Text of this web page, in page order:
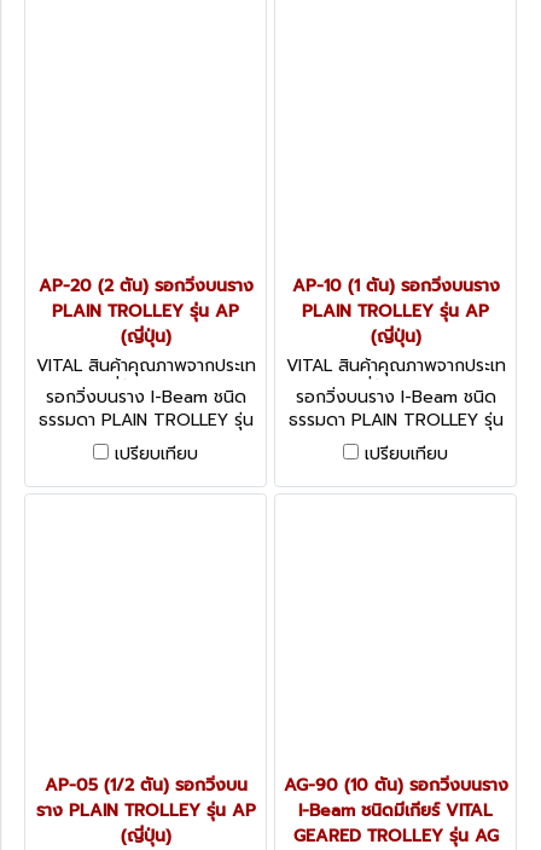
AP-20 (2 ตัน) รอกวิ่งบนราง
PLAIN TROLLEY รุ่น AP
(ญี่ปุ่น)
VITAL สินค้าคุณภาพจากประเท
ศญี่ปุ่น AP-20
รอกวิ่งบนราง I-Beam ชนิด
ธรรมดา PLAIN TROLLEY รุ่น
AP - Series (ญี่ปุ่น)
เปรียบเทียบ
AP-10 (1 ตัน) รอกวิ่งบนราง
PLAIN TROLLEY รุ่น AP
(ญี่ปุ่น)
VITAL สินค้าคุณภาพจากประเท
ศญี่ปุ่น AP-10
รอกวิ่งบนราง I-Beam ชนิด
ธรรมดา PLAIN TROLLEY รุ่น
AP - Series (ญี่ปุ่น)
เปรียบเทียบ
AP-05 (1/2 ตัน) รอกวิ่งบน
ราง PLAIN TROLLEY รุ่น AP
(ญี่ปุ่น)
AG-90 (10 ตัน) รอกวิ่งบนราง
I-Beam ชนิดมีเกียร์ VITAL
GEARED TROLLEY รุ่น AG